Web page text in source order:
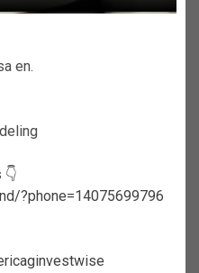
en.
?phone=14075699796